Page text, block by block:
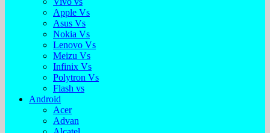
Apple Vs
Asus Vs
Nokia Vs
Lenovo Vs
Meizu Vs
Infinix Vs
Polytron Vs
Flash vs
Android
Acer
Advan